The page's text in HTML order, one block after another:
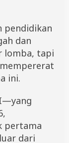
pendidikan
dan
lomba, tapi
ini.
pertama
dari